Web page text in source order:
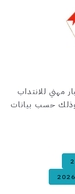
مهني للانتداب
وذلك حسب بيانات